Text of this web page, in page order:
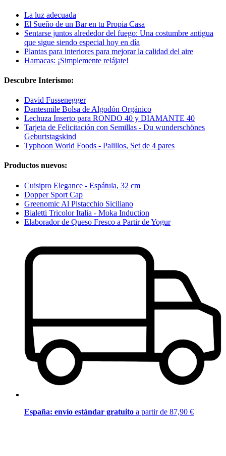
La luz adecuada
El Sueño de un Bar en tu Propia Casa
Sentarse juntos alrededor del fuego: Una costumbre antigua
que sigue siendo especial hoy en día
Plantas para interiores para mejorar la calidad del aire
Hamacas: ¡Simplemente relájate!
Descubre Interismo:
David Fussenegger
Dantesmile Bolsa de Algodón Orgánico
Lechuza Inserto para RONDO 40 y DIAMANTE 40
Tarjeta de Felicitación con Semillas - Du wunderschönes
Geburtstagskind
Typhoon World Foods - Palillos, Set de 4 pares
Productos nuevos:
Cuisipro Elegance - Espátula, 32 cm
Dopper Sport Cap
Greenomic Al Pistacchio Siciliano
Bialetti Tricolor Italia - Moka Induction
Elaborador de Queso Fresco a Partir de Yogur
España: envío estándar gratuito a partir de 87,90 €